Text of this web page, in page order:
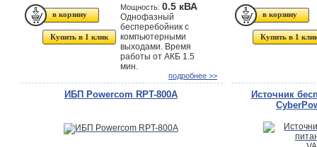
Купить в 1 клик
Мощность: 0.5 кВА
Однофазный
бесперебойник с
компьютерными
выходами. Время
работы от АКБ 1.5
мин.
подробнее >>
Купить в 1
ИБП Powercom RPT-800A
Источник